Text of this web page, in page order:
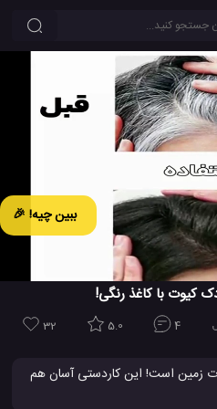
ببین چیه! 🎉
کیوت با کاغذ رنگی!
32 5.0 4
زمین است! این کاردستی آسان هم